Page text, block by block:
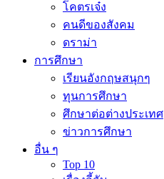
โคตรเจ๋ง
คนดีของสังคม
ดราม่า
การศึกษา
เรียนอังกฤษสนุกๆ
ทุนการศึกษา
ศึกษาต่อต่างประเทศ
ข่าวการศึกษา
อื่น ๆ
Top 10